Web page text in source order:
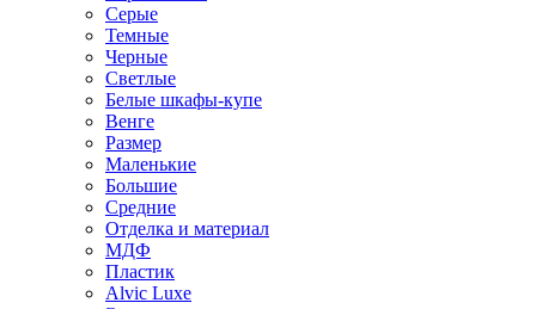
Серые
Темные
Черные
Светлые
Белые шкафы-купе
Венге
Размер
Маленькие
Большие
Средние
Отделка и материал
МДФ
Пластик
Alvic Luxe